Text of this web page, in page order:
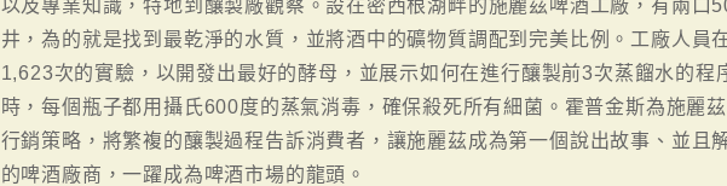
以及專業知識，特地到釀製廠觀察。設在密西根湖畔的施麗茲啤酒工廠，有兩口
井，為的就是找到最乾淨的水質，並將酒中的礦物質調配到完美比例。工廠人員
1,623次的實驗，以開發出最好的酵母，並展示如何在進行釀製前3次蒸餾水的程
時，每個瓶子都用攝氏600度的蒸氣消毒，確保殺死所有細菌。霍普金斯為施麗
行銷策略，將繁複的釀製過程告訴消費者，讓施麗茲成為第一個說出故事、並且
的啤酒廠商，一躍成為啤酒市場的龍頭。